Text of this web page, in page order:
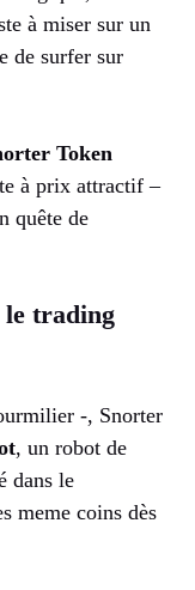
à miser sur un
de surfer sur
Token
à prix attractif –
quête de
le trading
-, Snorter
, un robot de
dans le
meme coins dès